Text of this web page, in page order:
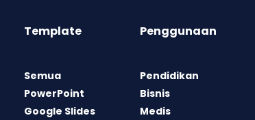
Template
Semua
PowerPoint
Google Slides
Penggunaan
Pendidikan
Bisnis
Medis